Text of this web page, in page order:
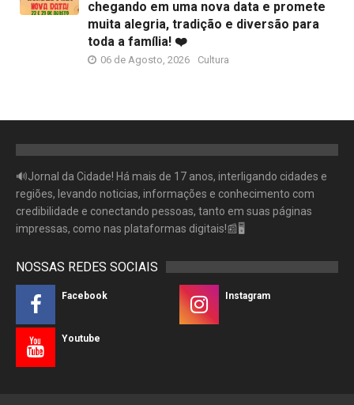
chegando em uma nova data e promete
muita alegria, tradição e diversão para
toda a família! ❤️
06 de Agosto, 2026 Cultura
🔊Jornal da Cidade! Há mais de 17 anos, interligando cidades e
regiões, levando noticias, informações e conhecimento com
credibilidade e conectando pessoas, tanto em suas páginas
impressas, como nas plataformas digitais!📰🖥
NOSSAS REDES SOCIAIS
Facebook Instagram
Youtube